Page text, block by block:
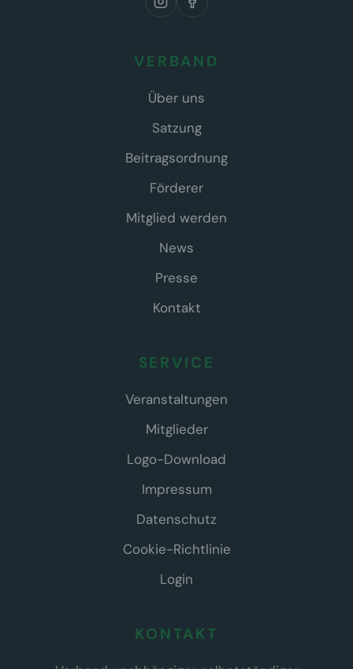
VERBAND
Über uns
Satzung
Beitragsordnung
Förderer
Mitglied werden
News
Presse
Kontakt
SERVICE
Veranstaltungen
Mitglieder
Logo-Download
Impressum
Datenschutz
Cookie-Richtlinie
Login
KONTAKT